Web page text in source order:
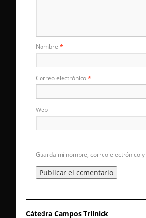
Nombre *
Correo electrónico*
Web
Guarda mi nombre, correo electrónico
Cátedra Campos Trilnick